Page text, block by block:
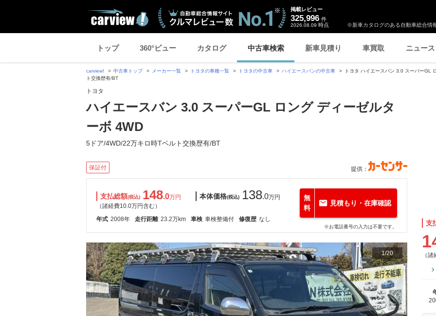
※新車カタログのある自動車総合情
掲載レビュー
325,996 件
2026.08.09 時点
トップ 360°ビュー カタログ 中古車検索 新車見積り 車買取 ニュース
carview! 中古車トップ メーカー一覧 トヨタの車種一覧 トヨタの中古車 ハイエースバンの中古車
トヨタ ハイエースバン 3.0 スーパーGL
ト交換歴有/BT
トヨタ
ハイエースバン 3.0 スーパーGL ロング ディーゼルタ
ーボ 4WD
5ドア/4WD/22万キロ時Tベルト交換歴有/BT
保証付 提供：
支払総額(税込) 148.0万円
（諸経費10.0万円含む）
本体価格(税込) 138.0万円
年式 2008年 走行距離 23.2万km 車検 車検整備付 修復歴 なし
無
料
見積もり・在庫確認
※お電話番号の入力は不要です。
1/20
支
（